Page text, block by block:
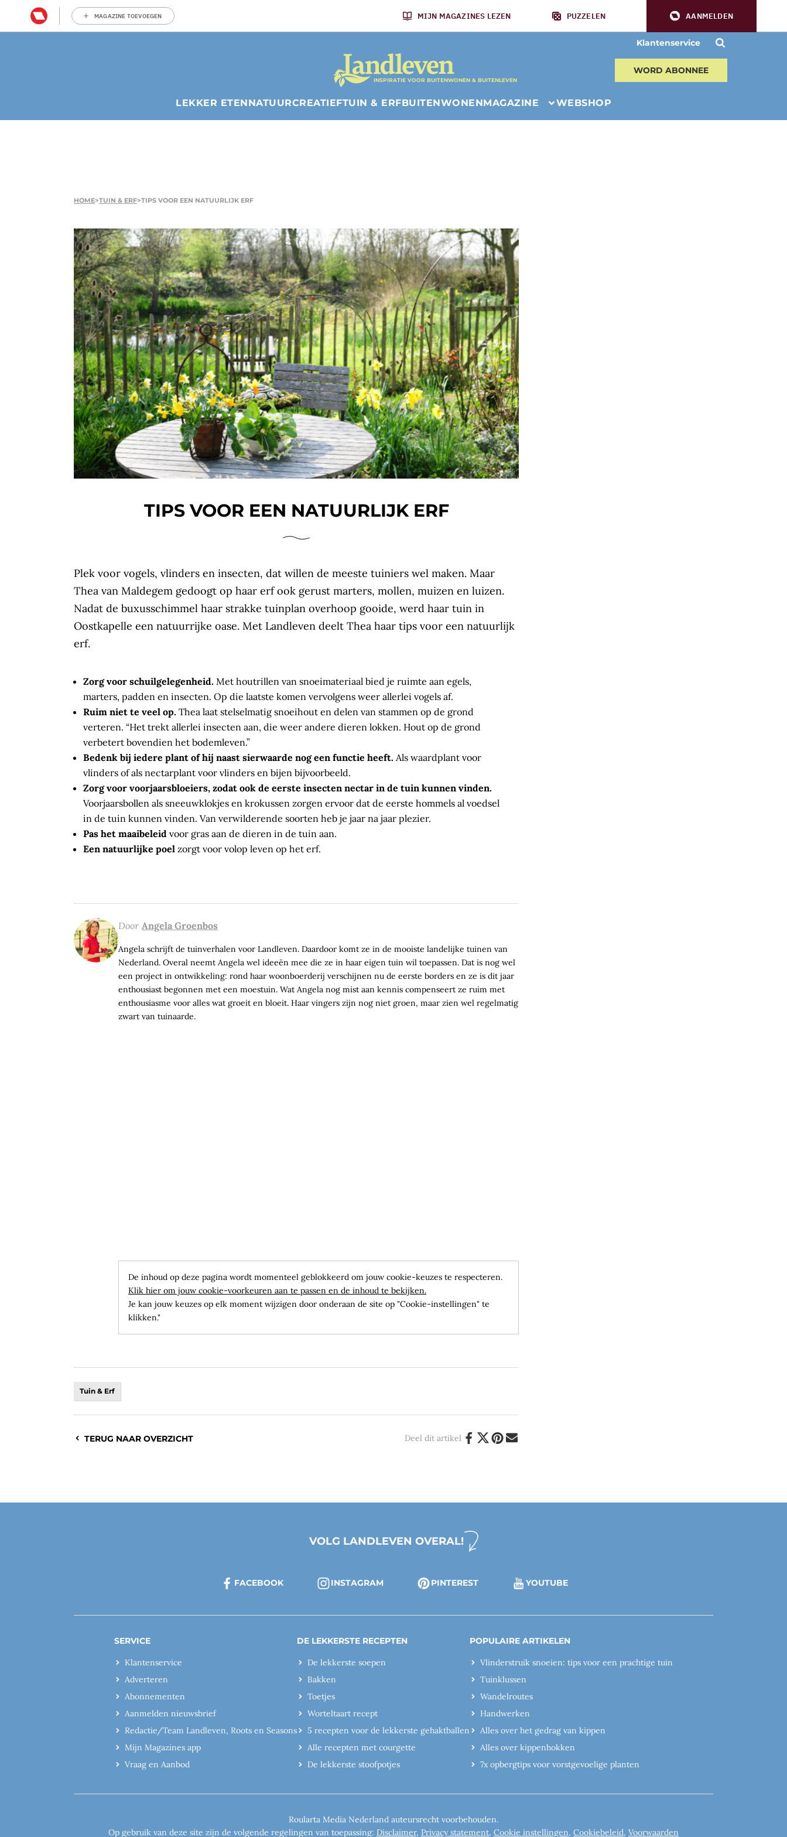
MAGAZINE TOEVOEGEN MIJN MAGAZINES LEZEN PUZZELEN AANMELDEN
Klantenservice
INSPIRATIE VOOR BUITENWONEN & BUITENLEVEN
WORD ABONNEE
LEKKER ETENNATUURCREATIEFTUIN & ERFBUITENWONENMAGAZINE WEBSHOP
HOME>TUIN & ERF>TIPS VOOR EEN NATUURLIJK ERF
TIPS VOOR EEN NATUURLIJK ERF
Plek voor vogels, vlinders en insecten, dat willen de meeste tuiniers wel maken. Maar
Thea van Maldegem gedoogt op haar erf ook gerust marters, mollen, muizen en luizen.
Nadat de buxusschimmel haar strakke tuinplan overhoop gooide, werd haar tuin in
Oostkapelle een natuurrijke oase. Met Landleven deelt Thea haar tips voor een natuurlijk
erf.
Zorg voor schuilgelegenheid. Met houtrillen van snoeimateriaal bied je ruimte aan egels,
marters, padden en insecten. Op die laatste komen vervolgens weer allerlei vogels af.
Ruim niet te veel op. Thea laat stelselmatig snoeihout en delen van stammen op de grond
verteren. “Het trekt allerlei insecten aan, die weer andere dieren lokken. Hout op de grond
verbetert bovendien het bodemleven.”
Bedenk bij iedere plant of hij naast sierwaarde nog een functie heeft. Als waardplant voor
vlinders of als nectarplant voor vlinders en bijen bijvoorbeeld.
Zorg voor voorjaarsbloeiers, zodat ook de eerste insecten nectar in de tuin kunnen vinden.
Voorjaarsbollen als sneeuwklokjes en krokussen zorgen ervoor dat de eerste hommels al voedsel
in de tuin kunnen vinden. Van verwilderende soorten heb je jaar na jaar plezier.
Pas het maaibeleid voor gras aan de dieren in de tuin aan.
Een natuurlijke poel zorgt voor volop leven op het erf.
Door Angela Groenbos
Angela schrijft de tuinverhalen voor Landleven. Daardoor komt ze in de mooiste landelijke tuinen van
Nederland. Overal neemt Angela wel ideeën mee die ze in haar eigen tuin wil toepassen. Dat is nog wel
een project in ontwikkeling: rond haar woonboerderij verschijnen nu de eerste borders en ze is dit jaar
enthousiast begonnen met een moestuin. Wat Angela nog mist aan kennis compenseert ze ruim met
enthousiasme voor alles wat groeit en bloeit. Haar vingers zijn nog niet groen, maar zien wel regelmatig
zwart van tuinaarde.
De inhoud op deze pagina wordt momenteel geblokkeerd om jouw cookie-keuzes te respecteren.
Klik hier om jouw cookie-voorkeuren aan te passen en de inhoud te bekijken.
Je kan jouw keuzes op elk moment wijzigen door onderaan de site op "Cookie-instellingen" te
klikken."
Tuin & Erf
TERUG NAAR OVERZICHT Deel dit artikel
VOLG LANDLEVEN OVERAL!
FACEBOOK INSTAGRAM PINTEREST YOUTUBE
SERVICE
Klantenservice
Adverteren
Abonnementen
Aanmelden nieuwsbrief
Redactie/Team Landleven, Roots en Seasons
Mijn Magazines app
Vraag en Aanbod
DE LEKKERSTE RECEPTEN
De lekkerste soepen
Bakken
Toetjes
Worteltaart recept
5 recepten voor de lekkerste gehaktballen
Alle recepten met courgette
De lekkerste stoofpotjes
POPULAIRE ARTIKELEN
Vlinderstruik snoeien: tips voor een prachtige tuin
Tuinklussen
Wandelroutes
Handwerken
Alles over het gedrag van kippen
Alles over kippenhokken
7x opbergtips voor vorstgevoelige planten
Roularta Media Nederland auteursrecht voorbehouden.
Op gebruik van deze site zijn de volgende regelingen van toepassing: Disclaimer, Privacy statement, Cookie instellingen, Cookiebeleid, Voorwaarden